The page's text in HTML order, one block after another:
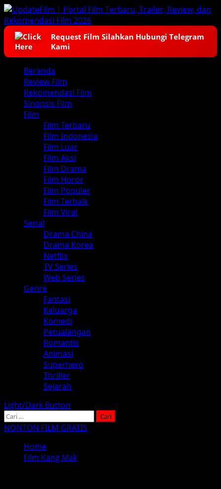
Skip
to
content
Request Film Silahkan Hubungi Telegram
Kami
Primary
Menu
Beranda
Review Film
Rekomendasi Film
Sinopsis Film
Film
Film Terbaru
Film Indonesia
Film Luar
Film Aksi
Film Drama
Film Horor
Film Populer
Film Terbaik
Film Viral
Serial
Drama China
Drama Korea
Netflix
TV Series
Web Series
Genre
Fantasi
Keluarga
Komedi
Petualangan
Romantis
Animasi
Superhero
Thriller
Sejarah
Light/Dark Button
Cari
untuk:
NONTON FILM GRATIS
Home
Film Kang Mak